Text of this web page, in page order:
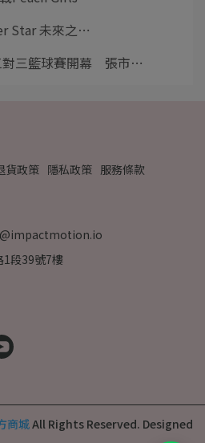
Star 未來之⋯
對三籃球賽開幕 張市⋯
貨政策 隱私政策 服務條款
1段39號7樓
商城All Rights Reserved. Designed